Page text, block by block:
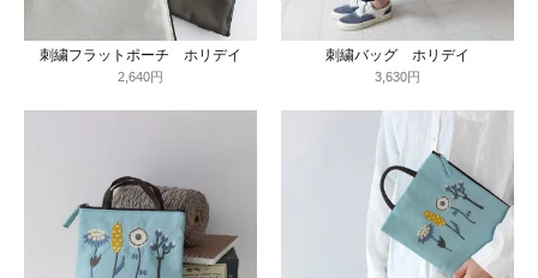
刺繍フラットポーチ ホリデイ
2,640円
刺繍バッグ ホリデイ
3,630円